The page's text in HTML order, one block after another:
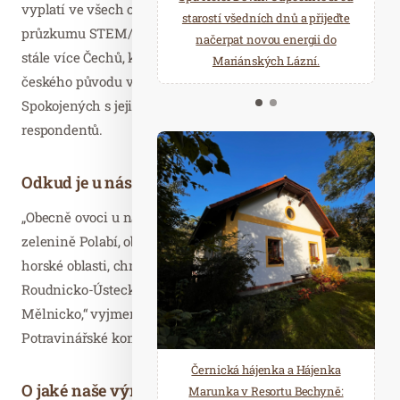
vyplatí ve všech ohledech. Potvrzují to také výsledky
průzkumu STEM/MARK z roku 2020, podle kterého si
stále více Čechů, konkrétně 70 %, myslí, že jsou potraviny
českého původu většinou kvalitnější než ty zahraniční.
Spokojených s jejich kvalitou je dokonce 88 %
respondentů.
Odkud je u nás nejlepší ovoce nebo zelenina?
„Obecně ovoci u nás prospívá klima a půda jižních Čech,
zelenině Polabí, obilí Haná, chovu skotu spíše podhorské,
horské oblasti, chmelnicemi se zase pyšní Žatecko a
Roudnicko-Ústecko a vinicemi oplývá jižní Morava a
Mělnicko,“ vyjmenovává Ing. Dana Večeřová, prezidentka
Potravinářské komory ČR.
O jaké naše výrobky mají zájem v zahraničí?
starostí všedních dnů a přijeďte
načerpat novou energii do
Mariánských Lázní.
relaxace v oáze klidu a pohody.
Několik druhů saun a různé
možnosti ochlazení.
Černická hájenka a Hájenka
Marunka v Resortu Bechyně: